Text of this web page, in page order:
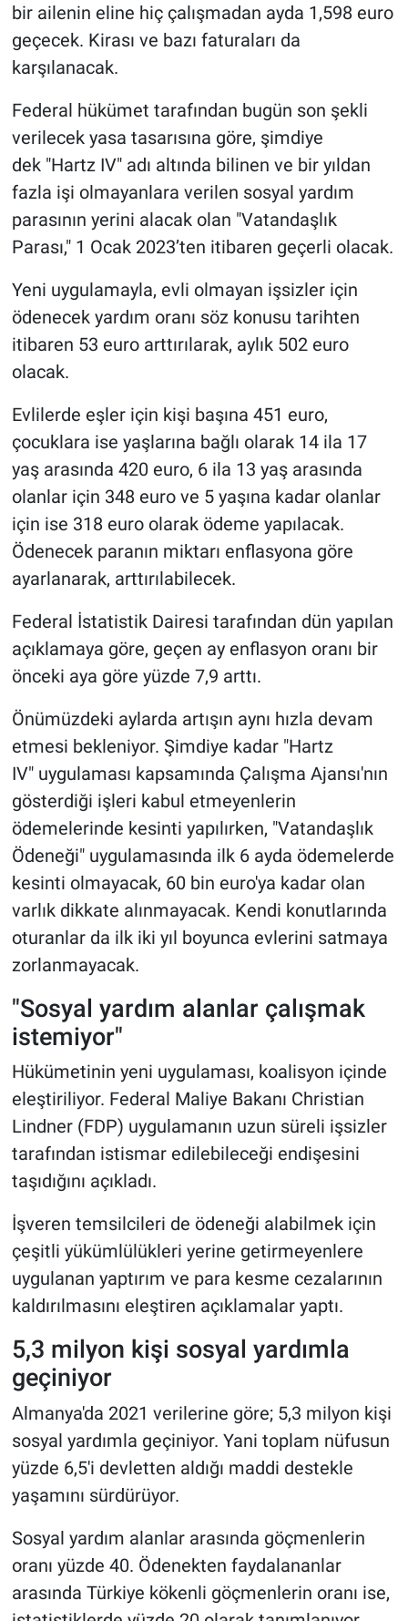
bir ailenin eline hiç çalışmadan ayda 1,598 euro
geçecek. Kirası ve bazı faturaları da
karşılanacak.
Federal hükümet tarafından bugün son şekli
verilecek yasa tasarısına göre, şimdiye
dek "Hartz IV" adı altında bilinen ve bir yıldan
fazla işi olmayanlara verilen sosyal yardım
parasının yerini alacak olan "Vatandaşlık
Parası," 1 Ocak 2023’ten itibaren geçerli olacak.
Yeni uygulamayla, evli olmayan işsizler için
ödenecek yardım oranı söz konusu tarihten
itibaren 53 euro arttırılarak, aylık 502 euro
olacak.
Evlilerde eşler için kişi başına 451 euro,
çocuklara ise yaşlarına bağlı olarak 14 ila 17
yaş arasında 420 euro, 6 ila 13 yaş arasında
olanlar için 348 euro ve 5 yaşına kadar olanlar
için ise 318 euro olarak ödeme yapılacak.
Ödenecek paranın miktarı enflasyona göre
ayarlanarak, arttırılabilecek.
Federal İstatistik Dairesi tarafından dün yapılan
açıklamaya göre, geçen ay enflasyon oranı bir
önceki aya göre yüzde 7,9 arttı.
Önümüzdeki aylarda artışın aynı hızla devam
etmesi bekleniyor. Şimdiye kadar "Hartz
IV" uygulaması kapsamında Çalışma Ajansı'nın
gösterdiği işleri kabul etmeyenlerin
ödemelerinde kesinti yapılırken, "Vatandaşlık
Ödeneği" uygulamasında ilk 6 ayda ödemelerde
kesinti olmayacak, 60 bin euro'ya kadar olan
varlık dikkate alınmayacak. Kendi konutlarında
oturanlar da ilk iki yıl boyunca evlerini satmaya
zorlanmayacak.
"Sosyal yardım alanlar çalışmak
istemiyor"
Hükümetinin yeni uygulaması, koalisyon içinde
eleştiriliyor. Federal Maliye Bakanı Christian
Lindner (FDP) uygulamanın uzun süreli işsizler
tarafından istismar edilebileceği endişesini
taşıdığını açıkladı.
İşveren temsilcileri de ödeneği alabilmek için
çeşitli yükümlülükleri yerine getirmeyenlere
uygulanan yaptırım ve para kesme cezalarının
kaldırılmasını eleştiren açıklamalar yaptı.
5,3 milyon kişi sosyal yardımla
geçiniyor
Almanya'da 2021 verilerine göre; 5,3 milyon kişi
sosyal yardımla geçiniyor. Yani toplam nüfusun
yüzde 6,5'i devletten aldığı maddi destekle
yaşamını sürdürüyor.
Sosyal yardım alanlar arasında göçmenlerin
oranı yüzde 40. Ödenekten faydalananlar
arasında Türkiye kökenli göçmenlerin oranı ise,